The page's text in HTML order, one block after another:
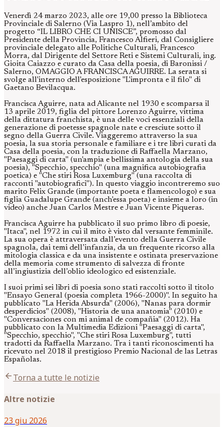
Venerdì 24 marzo 2023, alle ore 19,00 presso la Biblioteca
Provinciale di Salerno (Via Laspro 1), nell’ambito del
progetto “IL LIBRO CHE CI UNISCE”, promosso dal
Presidente della Provincia, Francesco Alfieri, dal Consigliere
provinciale delegato alle Politiche Culturali, Francesco
Morra, dal Dirigente del Settore Reti e Sistemi Culturali, ing.
Gioita Caiazzo e curato da Casa della poesia, di Baronissi /
Salerno, OMAGGIO A FRANCISCA AGUIRRE. La serata si
svolge all'interno dell'esposizione "L'impronta e il filo" di
Gaetano Bevilacqua.
Francisca Aguirre, nata ad Alicante nel 1930 e scomparsa il
13 aprile 2019, figlia del pittore Lorenzo Aguirre, vittima
della dittatura franchista, è una delle voci essenziali della
generazione di poetesse spagnole nate e cresciute sotto il
segno della Guerra Civile. Viaggeremo attraverso la sua
poesia, la sua storia personale e familiare e i tre libri curati da
Casa della poesia, con la traduzione di Raffaella Marzano,
"Paesaggi di carta" (un'ampia e bellissima antologia della sua
poesia), "Specchio, specchio" (una magnifica autobiografia
poetica) e "Che stiri Rosa Luxemburg" (una raccolta di
racconti "autobiografici"). In questo viaggio incontreremo suo
marito Felix Grande (importante poeta e flamencologo) e sua
figlia Guadalupe Grande (anch'essa poeta) e insieme a loro (in
video) anche Juan Carlos Mestre e Juan Vicente Piqueras.
Francisca Aguirre ha pubblicato il suo primo libro di poesie,
"Itaca", nel 1972 in cui il mito è visto dal versante femminile.
La sua opera è attraversata dall’evento della Guerra Civile
spagnola, dai temi dell’infanzia, da un frequente ricorso alla
mitologia classica e da una insistente e ostinata preservazione
della memoria come strumento di salvezza di fronte
all’ingiustizia dell’oblio ideologico ed esistenziale.
I suoi primi sei libri di poesia sono stati raccolti sotto il titolo
"Ensayo General (poesia completa 1966-2000)". In seguito ha
pubblicato "La Herida Absurda" (2006), "Nanas para dormir
desperdicios" (2008), "Historia de una anatomia" (2010) e
"Conversaciones con mi animal de compañia" (2012). Ha
pubblicato con la Multimedia Edizioni "Paesaggi di carta",
"Specchio, specchio", "Che stiri Rosa Luxemburg", tutti
tradotti da Raffaella Marzano. Tra i tanti riconoscimenti ha
ricevuto nel 2018 il prestigioso Premio Nacional de las Letras
Españolas.
arrow_backTorna a tutte le notizie
Altre notizie
23 giu 2026